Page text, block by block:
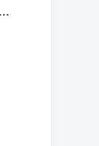
五、批量添加 301 重定向（CSV 导入）